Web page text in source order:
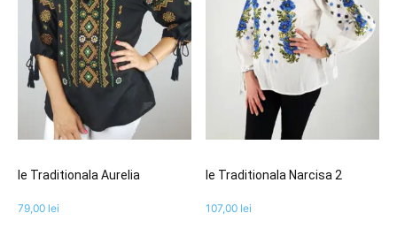
Ie Traditionala Aurelia
79,00 lei
Ie Traditionala Narcisa 2
107,00 lei